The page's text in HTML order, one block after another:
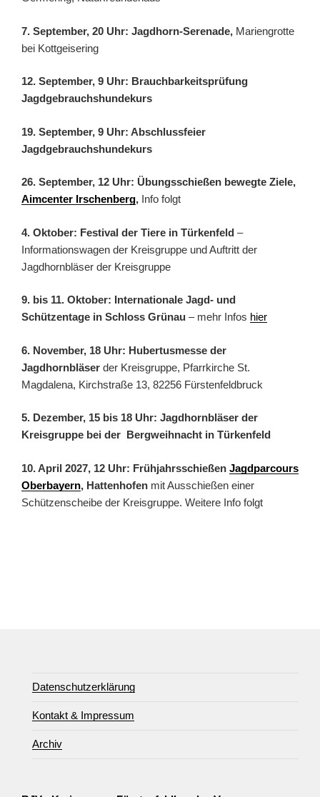
7. September, 20 Uhr: Jagdhorn-Serenade, Mariengrotte
bei Kottgeisering
12. September, 9 Uhr: Brauchbarkeitsprüfung
Jagdgebrauchshundekurs
19. September, 9 Uhr: Abschlussfeier
Jagdgebrauchshundekurs
26. September, 12 Uhr: Übungsschießen bewegte Ziele,
Aimcenter Irschenberg, Info folgt
4. Oktober: Festival der Tiere in Türkenfeld –
Informationswagen der Kreisgruppe und Auftritt der
Jagdhornbläser der Kreisgruppe
9. bis 11. Oktober: Internationale Jagd- und
Schützentage in Schloss Grünau – mehr Infos hier
6. November, 18 Uhr: Hubertusmesse der
Jagdhornbläser der Kreisgruppe, Pfarrkirche St.
Magdalena, Kirchstraße 13, 82256 Fürstenfeldbruck
5. Dezember, 15 bis 18 Uhr: Jagdhornbläser der
Kreisgruppe bei der Bergweihnacht in Türkenfeld
10. April 2027, 12 Uhr: Frühjahrsschießen Jagdparcours
Oberbayern, Hattenhofen mit Ausschießen einer
Schützenscheibe der Kreisgruppe. Weitere Info folgt
Datenschutzerklärung
Kontakt & Impressum
Archiv